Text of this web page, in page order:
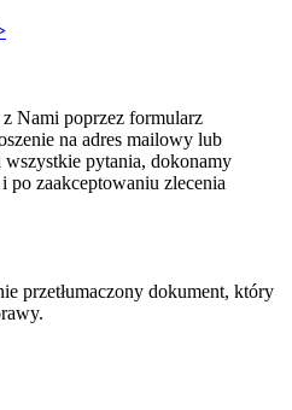
Nami poprzez formularz
na adres mailowy lub
pytania, dokonamy
po zaakceptowaniu zlecenia
przetłumaczony dokument, który